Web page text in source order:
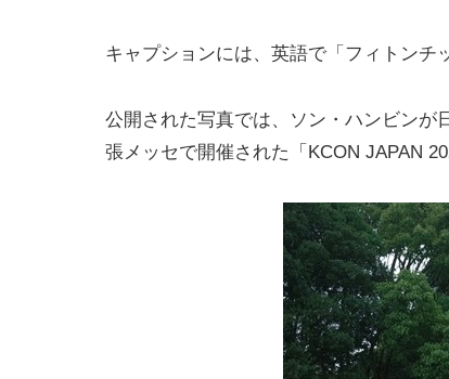
キャプションには、英語で「フィトンチ
公開された写真では、ソン・ハンビンが
張メッセで開催された「KCON JAPAN